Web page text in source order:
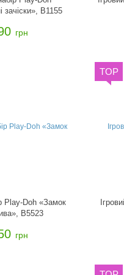
зачіски», B1155
грн
Play-Doh «Замок
B5523
грн
TOP